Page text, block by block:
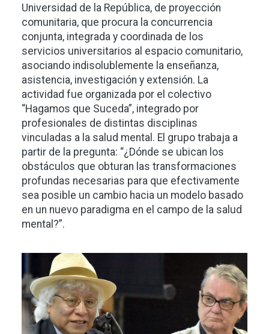
Universidad de la República, de proyección
comunitaria, que procura la concurrencia
conjunta, integrada y coordinada de los
servicios universitarios al espacio comunitario,
asociando indisolublemente la enseñanza,
asistencia, investigación y extensión. La
actividad fue organizada por el colectivo
“Hagamos que Suceda”, integrado por
profesionales de distintas disciplinas
vinculadas a la salud mental. El grupo trabaja a
partir de la pregunta: “¿Dónde se ubican los
obstáculos que obturan las transformaciones
profundas necesarias para que efectivamente
sea posible un cambio hacia un modelo basado
en un nuevo paradigma en el campo de la salud
mental?”.
Imagen